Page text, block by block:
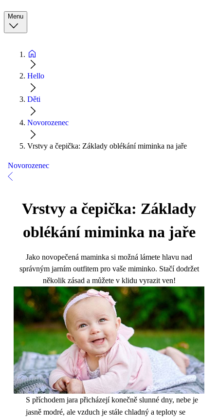
Menu
Hello
Děti
Novorozenec
Vrstvy a čepička: Základy oblékání miminka na jaře
Novorozenec
Vrstvy a čepička: Základy
oblékání miminka na jaře
Jako novopečená maminka si možná lámete hlavu nad
správným jarním outfitem pro vaše miminko. Stačí dodržet
několik zásad a můžete v klidu vyrazit ven!
S příchodem jara přicházejí konečně slunné dny, nebe je
jasně modré, ale vzduch je stále chladný a teploty se